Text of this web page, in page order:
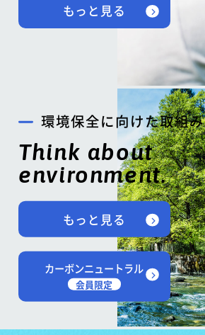
もっと見る
環境保全に向けた取組み
Think about
environment.
もっと見る
カーボンニュートラル
会員限定